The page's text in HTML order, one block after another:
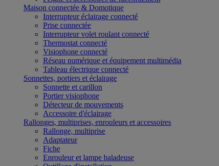
Maison connectée & Domotique
Interrupteur éclairage connecté
Prise connectée
Interrupteur volet roulant connecté
Thermostat connecté
Visiophone connecté
Réseau numérique et équipement multimédia
Tableau électrique connecté
Sonnettes, portiers et éclairage
Sonnette et carillon
Portier visiophone
Détecteur de mouvements
Accessoire d'éclairage
Rallonges, multiprises, enrouleurs et accessoires
Rallonge, multiprise
Adaptateur
Fiche
Enrouleur et lampe baladeuse